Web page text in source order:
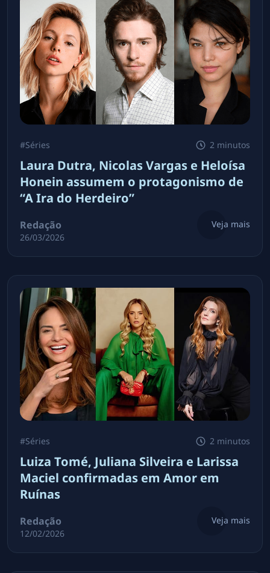
#Séries 2 minutos
Laura Dutra, Nicolas Vargas e Heloísa
Honein assumem o protagonismo de
“A Ira do Herdeiro”
Redação
26/03/2026
Veja mais
#Séries 2 minutos
Luiza Tomé, Juliana Silveira e Larissa
Maciel confirmadas em Amor em
Ruínas
Redação
12/02/2026
Veja mais